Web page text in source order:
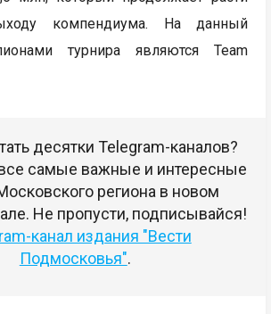
компендиума. На данный
турнира являются Team
десятки Telegram-каналов?
самые важные и интересные
региона в новом
Не пропусти, подписывайся!
канал издания "Вести
Подмосковья".